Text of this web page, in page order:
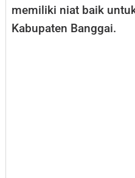
memiliki niat baik
Kabupaten Banggai.